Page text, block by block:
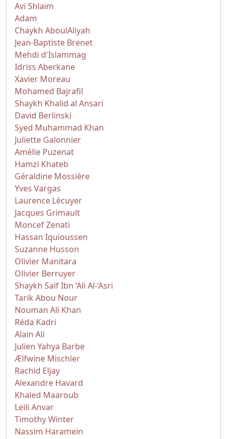
Avi Shlaïm
Adam
Chaykh AboulAliyah
Jean-Baptiste Brenet
Mehdi d'Islammag
Idriss Aberkane
Xavier Moreau
Mohamed Bajrafil
Shaykh Khalid al Ansari
David Berlinski
Syed Muhammad Khan
Juliette Galonnier
Amélie Puzenat
Hamzi Khateb
Géraldine Mossière
Yves Vargas
Laurence Lécuyer
Jacques Grimault
Moncef Zenati
Hassan Iquioussen
Suzanne Husson
Olivier Manitara
Olivier Berruyer
Shaykh Saif Ibn ‘Ali Al-‘Asri
Tarik Abou Nour
Nouman Ali Khan
Réda Kadri
Alain Ali
Julien Yahya Barbe
Ælfwine Mischler
Rachid Eljay
Alexandre Havard
Khaled Maaroub
Leili Anvar
Timothy Winter
Nassim Haramein